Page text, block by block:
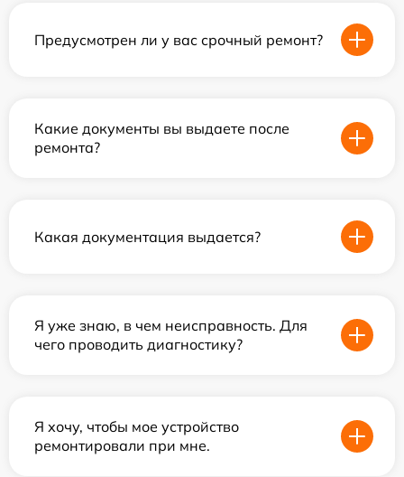
Предусмотрен ли у вас срочный ремонт?
Какие документы вы выдаете после
ремонта?
Какая документация выдается?
Я уже знаю, в чем неисправность. Для
чего проводить диагностику?
Я хочу, чтобы мое устройство
ремонтировали при мне.